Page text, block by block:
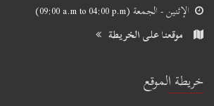
الإثنين - الجمعة(09:00 a.m to 04:00 p.m)
موقعنا على الخريطة
خريطة الموقع